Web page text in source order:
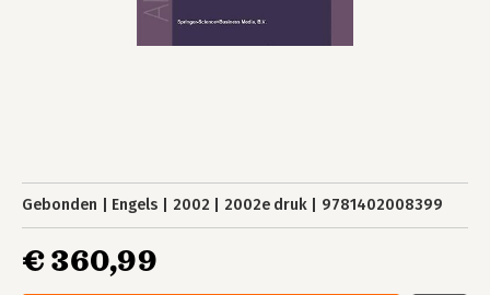
Gebonden Engels 2002 2002e druk 9781402008399
€ 360,99